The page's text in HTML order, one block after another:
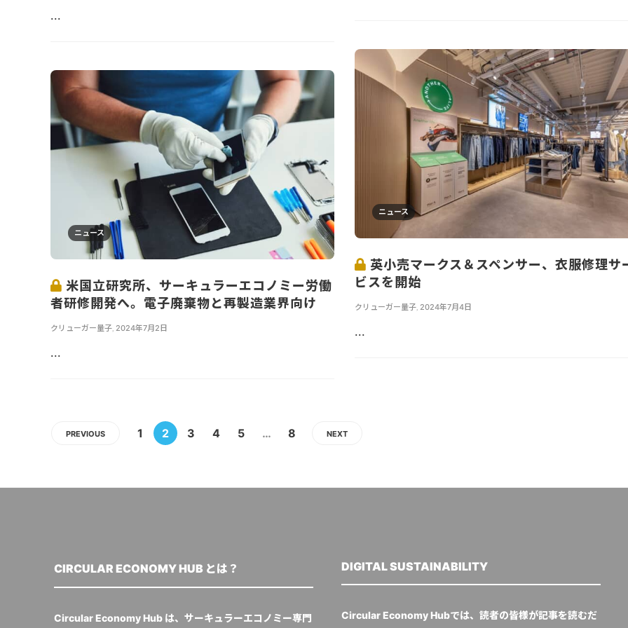
...
ニュース
英小売マークス＆スペンサー、衣服修理サ
ビスを開始
クリューガー量子 2024年7月4日
...
ニュース
米国立研究所、サーキュラーエコノミー労働
者研修開発へ。電子廃棄物と再製造業界向け
クリューガー量子 2024年7月2日
...
PREVIOUS 1 2 3 4 5 … 8 NEXT
CIRCULAR ECONOMY HUB とは？
Circular Economy Hub は、サーキュラーエコノミー専門
DIGITAL SUSTAINABILITY
Circular Economy Hubでは、読者の皆様が記事を読むだ